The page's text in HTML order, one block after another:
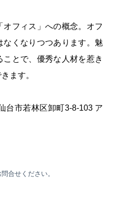
フィス」への概念。オフ
なくなりつつあります。魅
とで、優秀な人材を惹き
ます。
市若林区卸町3-8-103 ア
合せください。